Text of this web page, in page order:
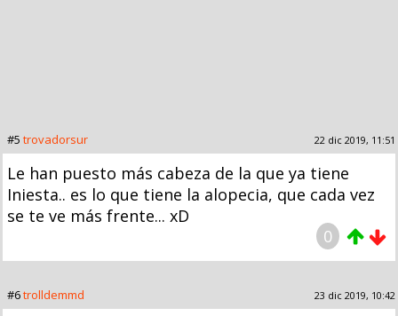
#5 trovadorsur 22 dic 2019, 11:51
Le han puesto más cabeza de la que ya tiene
Iniesta.. es lo que tiene la alopecia, que cada vez
se te ve más frente... xD
0
#6trolldemmd 23 dic 2019, 10:42